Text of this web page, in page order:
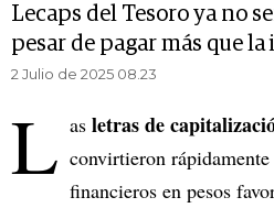
Lecaps del Tesoro ya no
pesar de pagar más que
2 Julio de 2025 08.23
L as letras de
convirtieron
financieros en pesos